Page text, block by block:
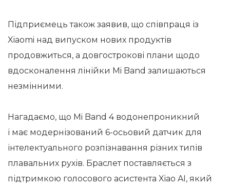
Підприємець також заявив, що співпраця із
Xiaomi над випуском нових продуктів
продовжиться, а довгострокові плани щодо
вдосконалення лінійки Mi Band залишаються
незмінними.
Нагадаємо, що Mi Band 4 водонепроникний
і має модернізований 6-осьовий датчик для
інтелектуального розпізнавання різних типів
плавальних рухів. Браслет поставляється з
підтримкою голосового асистента Xiao AI, який